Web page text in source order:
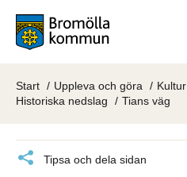
Start Uppleva och göra Kultur
Historiska nedslag
Tians väg
Tipsa och dela sidan